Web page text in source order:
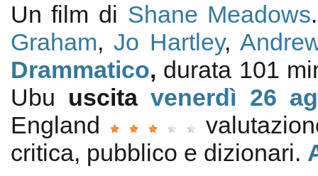
Un film di Shane Meadows
Graham,Jo Hartley,
Drammatico, durata 101
Ubu uscitavenerdì 26
England
critica, pubblico e dizionari.